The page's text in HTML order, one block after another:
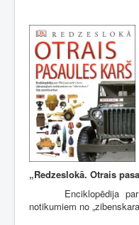
„Redzeslokā. Otrais
Enciklopēdija par
notikumiem no